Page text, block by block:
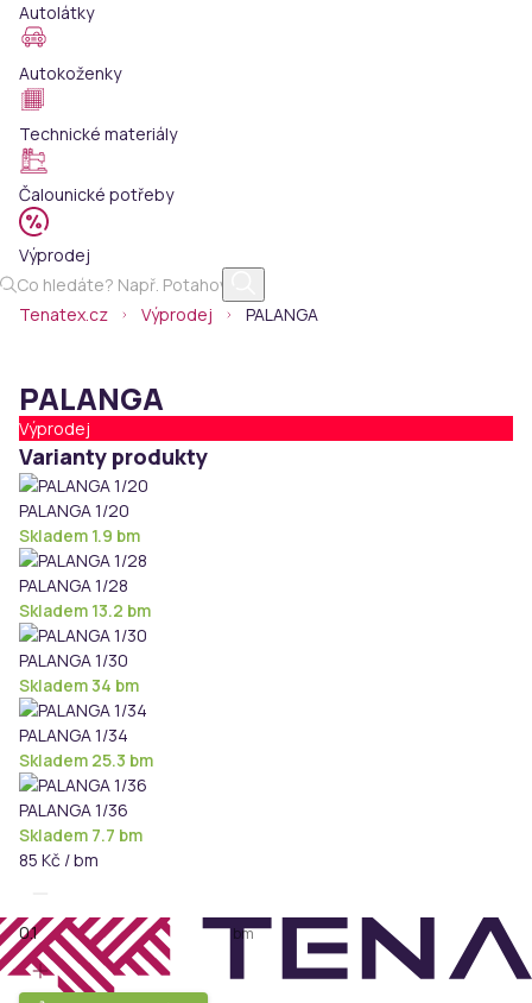
Autolátky
Autokoženky
Technické materiály
Čalounické potřeby
Výprodej
Tenatex.cz Výprodej PALANGA
PALANGA
Výprodej
Varianty produkty
PALANGA 1/20
Skladem 1.9 bm
PALANGA 1/28
Skladem 13.2 bm
PALANGA 1/30
Skladem 34 bm
PALANGA 1/34
Skladem 25.3 bm
PALANGA 1/36
Skladem 7.7 bm
85 Kč / bm
bm